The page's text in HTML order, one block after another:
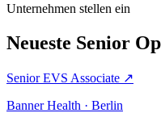
Unternehmen stellen ein
Neueste Senior
Senior EVS Associate ↗
Banner Health · Berlin